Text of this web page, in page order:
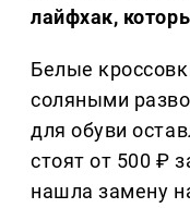
лайфхак,
Белые
соляными
для обуви
стоят от 500 ₽
нашла замену